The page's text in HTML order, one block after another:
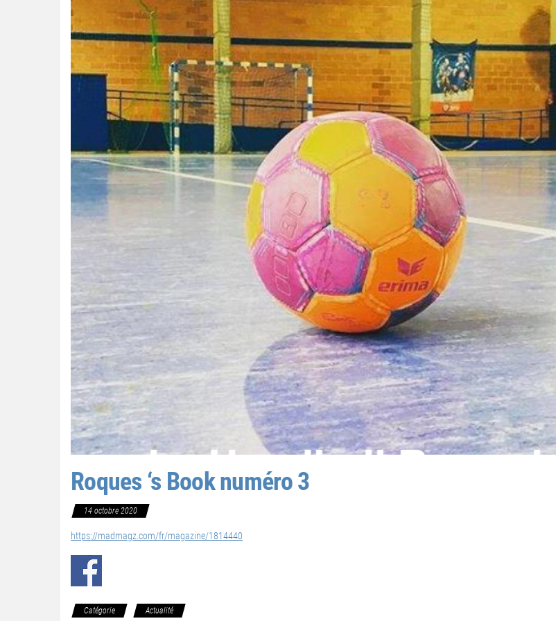
Roques ‘s Book numéro 3
14 octobre 2020
https://madmagz.com/fr/magazine/1814440
Catégorie Actualité